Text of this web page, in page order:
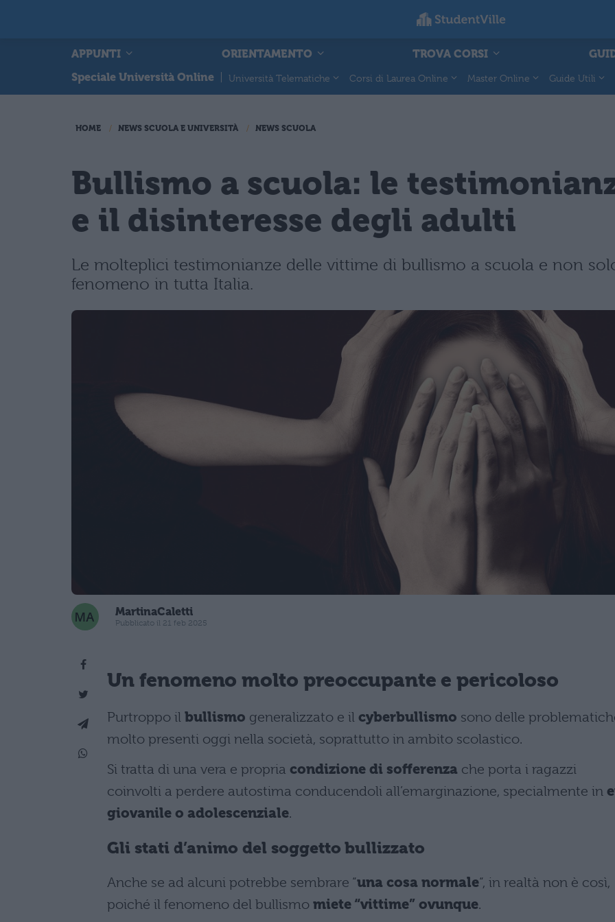
APPUNTI ORIENTAMENTO TROVA CORSI
Speciale Università Online
Università Telematiche Corsi di Laurea Online Master Online Guide Utili
HOME NEWS SCUOLA E UNIVERSITÀ NEWS SCUOLA
Bullismo a scuola: le
e il disinteresse degli adulti
Le molteplici testimonianze delle vittime di bullismo a scuola e non
fenomeno in tutta Italia.
MartinaCaletti
Pubblicato il 21 feb 2025
Un fenomeno molto preoccupante e pericoloso
Purtroppo il bullismo generalizzato e il cyberbullismo sono delle
molto presenti oggi nella società, soprattutto in ambito scolastico.
Si tratta di una vera e propria condizione di sofferenza che porta i ragazzi
coinvolti a perdere autostima conducendoli all’emarginazione, specialmente in
giovanile o adolescenziale.
Gli stati d’animo del soggetto bullizzato
Anche se ad alcuni potrebbe sembrare “una cosa normale“, in realtà non è così,
poiché il fenomeno del bullismo miete “vittime” ovunque.